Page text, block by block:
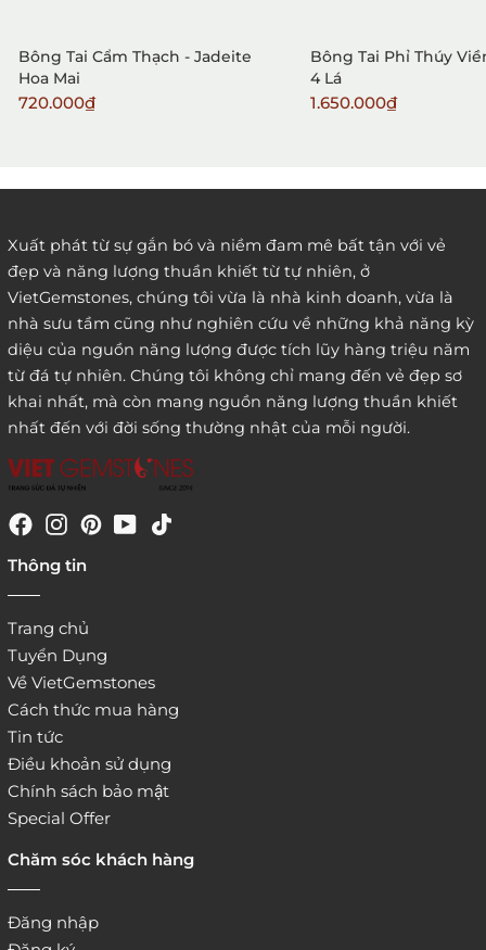
3. Đặt hàng thông quaemail hay chat trực tiếp với
chúng tôi:
website:
Bông Tai Cẩm Thạch - Jadeite
Hoa Mai
720.000₫
Bông Tai Phỉ Thúy
4 Lá
1.650.000₫
Xuất phát từ sự gắn bó và niềm đam mê bất tận với vẻ
đẹp và năng lượng thuần khiết từ tự nhiên, ở
VietGemstones, chúng tôi vừa là nhà kinh doanh, vừa là
nhà sưu tầm cũng như nghiên cứu về những khả năng kỳ
diệu của nguồn năng lượng được tích lũy hàng triệu năm
từ đá tự nhiên. Chúng tôi không chỉ mang đến vẻ đẹp sơ
khai nhất, mà còn mang nguồn năng lượng thuần khiết
nhất đến với đời sống thường nhật của mỗi người.
Thông tin
Trang chủ
Tuyển Dụng
Về VietGemstones
Cách thức mua hàng
Tin tức
Điều khoản sử dụng
Chính sách bảo mật
Special Offer
Chăm sóc khách hàng
Đăng nhập